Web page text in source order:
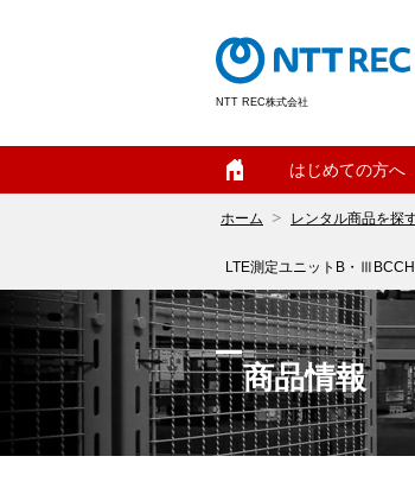
NTT REC株式会社
はじめての方へ
ホーム レンタル商品を探
LTE測定ユニットB・
商品情報